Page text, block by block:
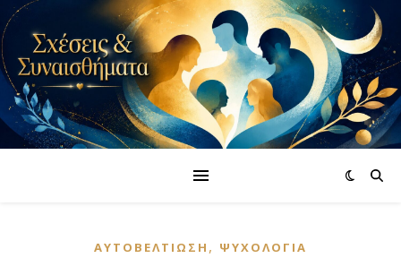
ΑΥΤΟΒΕΛΤΊΩΣΗ , ΨΥΧΟΛΟΓΊΑ